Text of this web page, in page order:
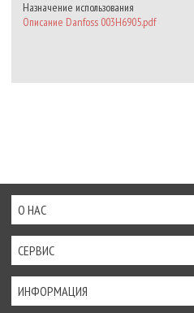
Назначение использования
Описание Danfoss 003H6905.pdf
О НАС
СЕРВИС
ИНФОРМАЦИЯ